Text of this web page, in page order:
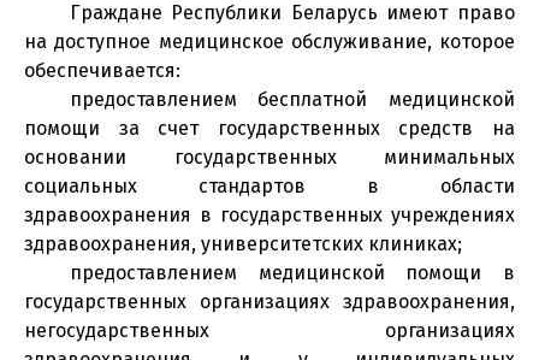
Граждане Республики Беларусь имеют право
на доступное медицинское обслуживание, которое
обеспечивается:
предоставлением бесплатной медицинской
помощи за счет государственных средств на
основании государственных минимальных
социальных стандартов в области
здравоохранения в государственных учреждениях
здравоохранения, университетских клиниках;
предоставлением медицинской помощи в
государственных организациях здравоохранения,
негосударственных организациях